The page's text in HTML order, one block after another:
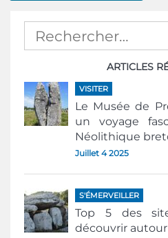
ARTICLES
VISITER
Le Musée de
un voyage
Néolithique
Juillet 4 2025
S'ÉMERVEILLER
Top 5 des
découvrir